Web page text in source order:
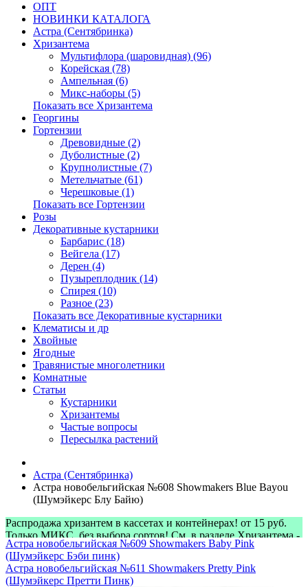
ОПТ
НОВИНКИ КАТАЛОГА
Астра (Сентябринка)
Хризантема
Мультифлора (шаровидная) (96)
Корейская (78)
Ампельная (6)
Микс-наборы (5)
Показать все Хризантема
Георгины
Гортензии
Древовидные (2)
Дуболистные (2)
Крупнолистные (7)
Метельчатые (61)
Черешковые (1)
Показать все Гортензии
Розы
Декоративные кустарники
Барбарис (18)
Вейгела (17)
Дерен (4)
Пузыреплодник (14)
Спирея (10)
Разное (23)
Показать все Декоративные кустарники
Клематисы и др
Хвойные
Ягодные
Травянистые многолетники
Комнатные
Статьи
Кустарники
Хризантемы
Частые вопросы
Пересылка растений
Астра (Сентябринка)
Астра новобельгийская №608 Showmakers Blue Bayou
(Шумэйкерс Блу Байю)
Распродажа хризантем в кассетах и контейнерах! от 15 руб.
Только МИКС, без выбора сортов! См. в разделе Хризантема -
> Микс-наборы
Астра новобельгийская №609 Showmakers Baby Pink
(Шумэйкерс Бэби пинк)
Астра новобельгийская №611 Showmakers Pretty Pink
(Шумэйкерс Претти Пинк)